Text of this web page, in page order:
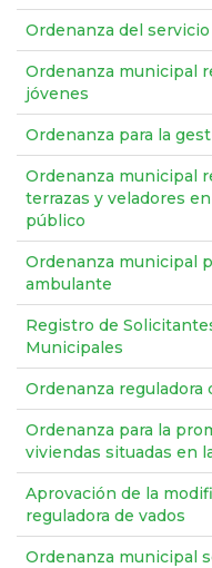
Ordenanza del
Ordenanza municipal
jóvenes
Ordenanza para la
Ordenanza municipal
terrazas y veladores
público
Ordenanza municipal
ambulante
Registro de
Municipales
Ordenanza
Ordenanza para la
viviendas situadas en
Aprovación de la
reguladora de vados
Ordenanza municipal